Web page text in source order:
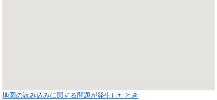
地図の読み込みに関する問題が発生したとき